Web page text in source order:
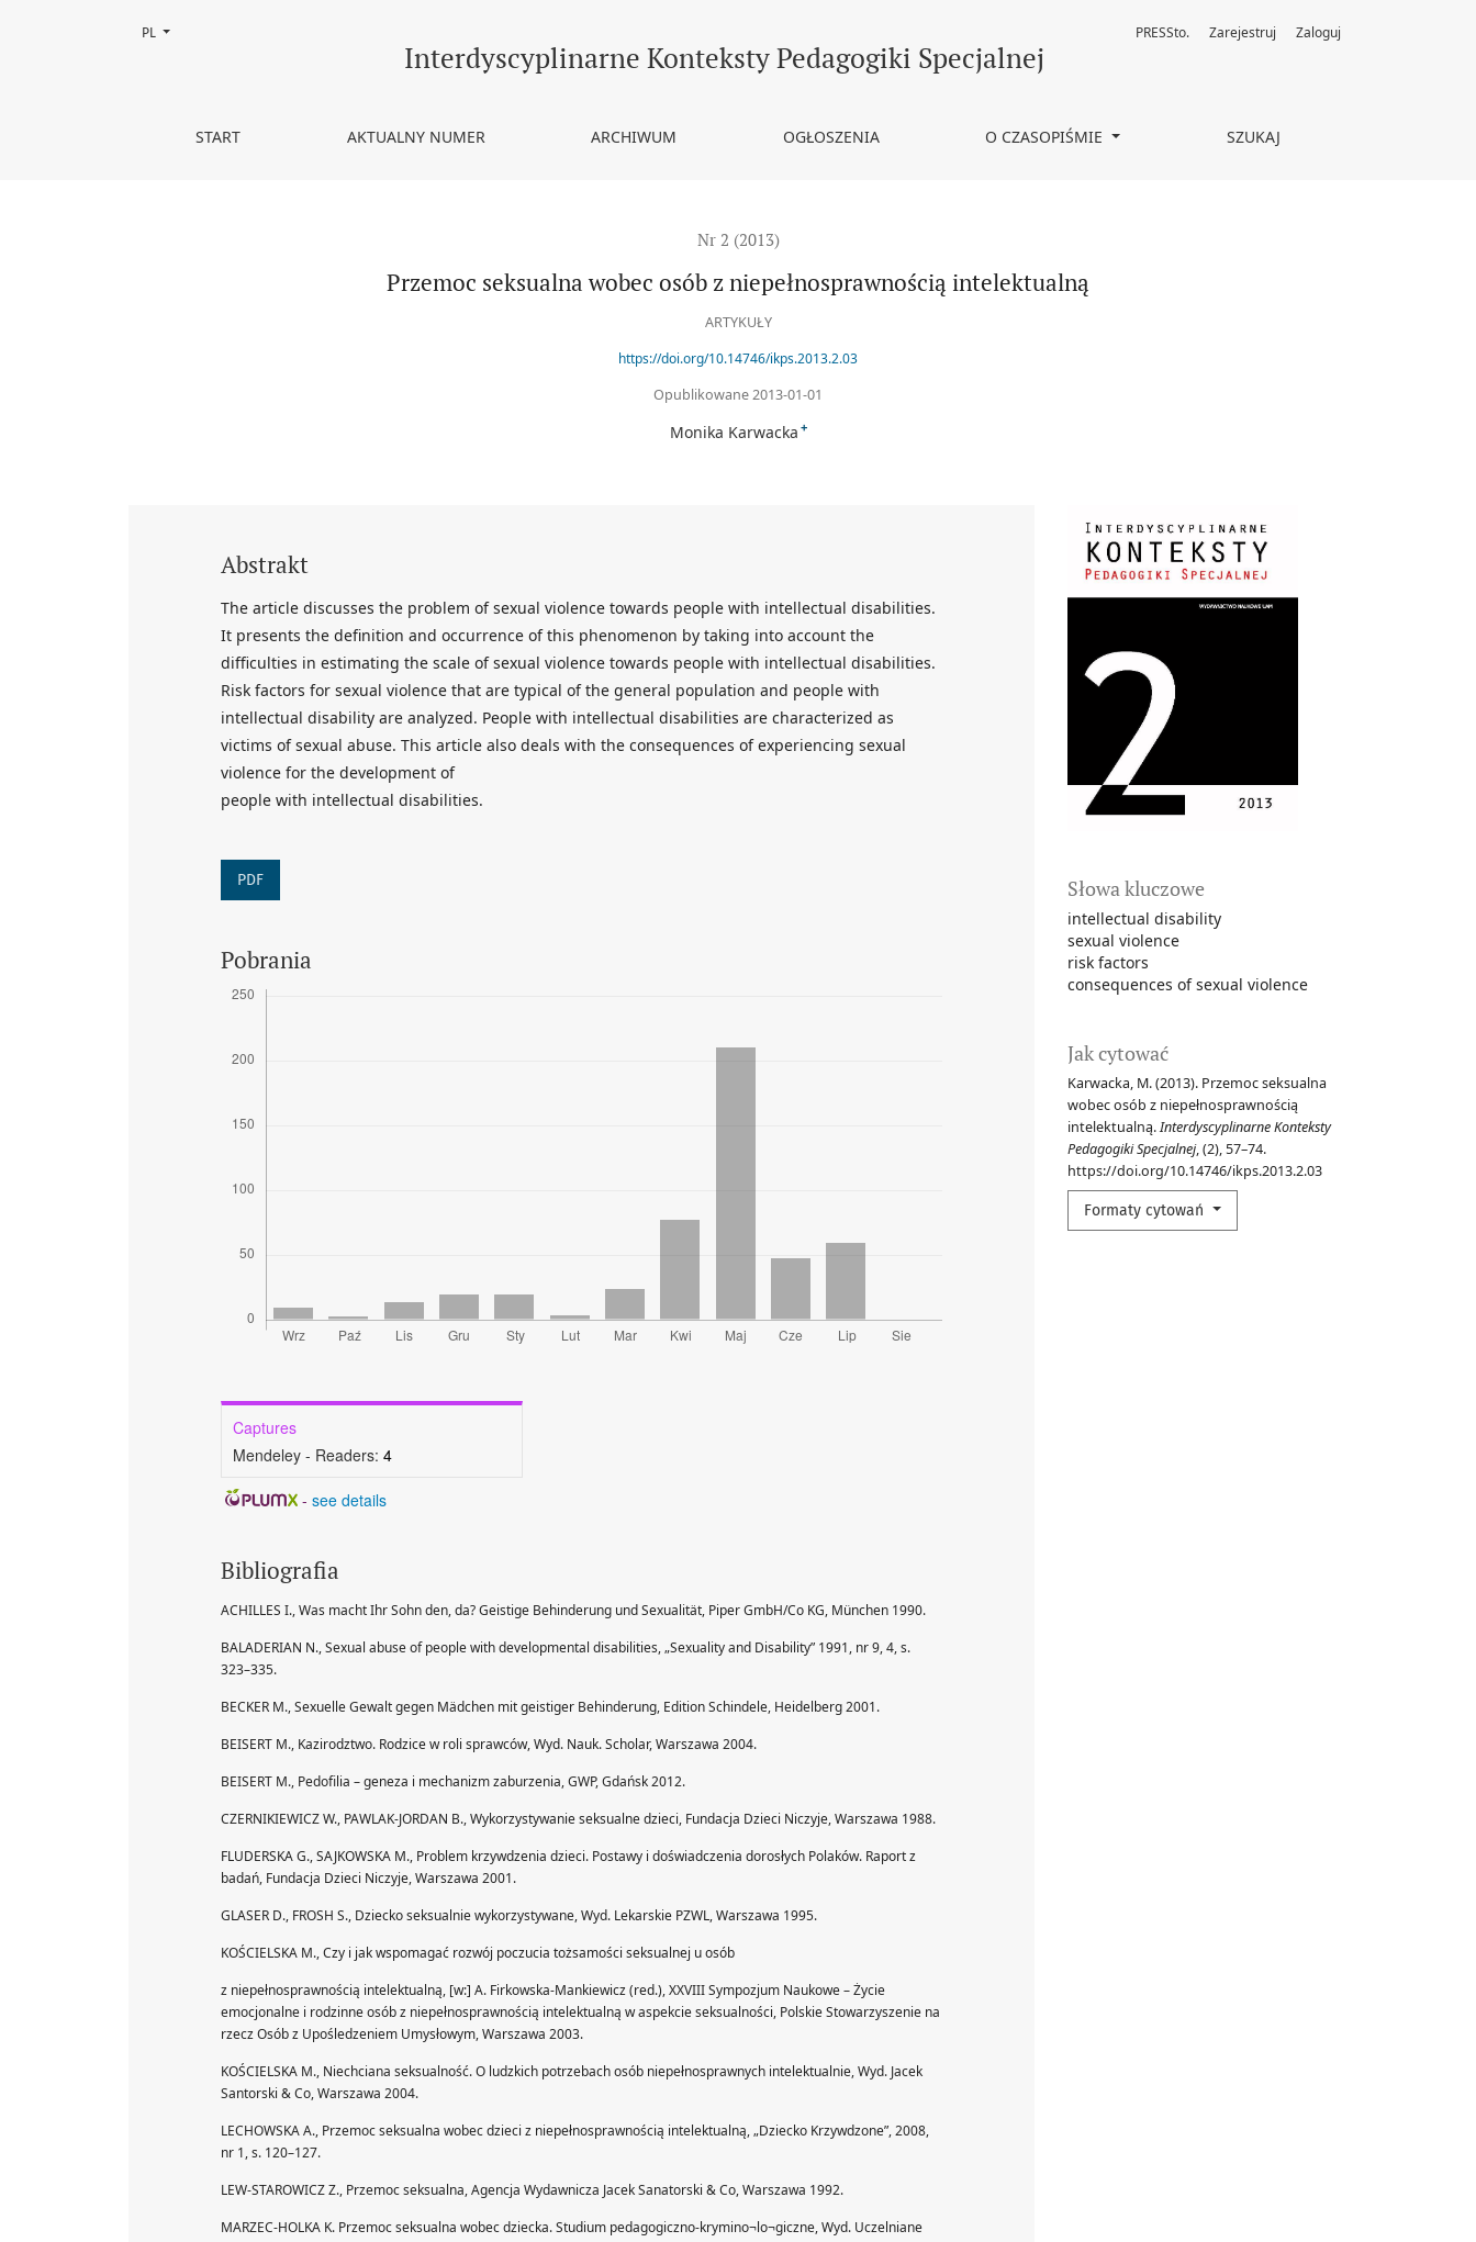
Przemoc seksualna wobec osób z niepełnosprawnością intelektualnąInterdyscyplinarne Konteksty Pedagogiki Specjalnej
START AKTUALNY NUMER ARCHIWUM OGŁOSZENIA O CZASOPIŚMIE SZUKAJ
PRESSto. Zarejestruj Zaloguj
Zmień język, obecnie wybrany to:
PL
Nr 2 (2013)
Przemoc seksualna wobec osób z niepełnosprawnością intelektualną
ARTYKUŁY
https://doi.org/10.14746/ikps.2013.2.03
Opublikowane 2013-01-01
Monika Karwacka +
Słowa kluczowe
intellectual disability
sexual violence
risk factors
consequences of sexual violence
Jak cytować
Karwacka, M. (2013). Przemoc seksualna
wobec osób z niepełnosprawnością
intelektualną.Interdyscyplinarne Konteksty
Pedagogiki Specjalnej, (2), 57–74.
https://doi.org/10.14746/ikps.2013.2.03
Formaty cytowań
Abstrakt
The article discusses the problem of sexual violence towards people with intellectual disabilities.
It presents the definition and occurrence of this phenomenon by taking into account the
difficulties in estimating the scale of sexual violence towards people with intellectual disabilities.
Risk factors for sexual violence that are typical of the general population and people with
intellectual disability are analyzed. People with intellectual disabilities are characterized as
victims of sexual abuse. This article also deals with the consequences of experiencing sexual
violence for the development of
people with intellectual disabilities.
PDF
Pobrania
Captures
Mendeley - Readers: 4
- see details
Bibliografia
ACHILLES I., Was macht Ihr Sohn den, da? Geistige Behinderung und Sexualität, Piper GmbH/Co KG, München 1990.
BALADERIAN N., Sexual abuse of people with developmental disabilities, „Sexuality and Disability” 1991, nr 9, 4, s.
323–335.
BECKER M., Sexuelle Gewalt gegen Mädchen mit geistiger Behinderung, Edition Schindele, Heidelberg 2001.
BEISERT M., Kazirodztwo. Rodzice w roli sprawców, Wyd. Nauk. Scholar, Warszawa 2004.
BEISERT M., Pedofilia – geneza i mechanizm zaburzenia, GWP, Gdańsk 2012.
CZERNIKIEWICZ W., PAWLAK-JORDAN B., Wykorzystywanie seksualne dzieci, Fundacja Dzieci Niczyje, Warszawa 1988.
FLUDERSKA G., SAJKOWSKA M., Problem krzywdzenia dzieci. Postawy i doświadczenia dorosłych Polaków. Raport z
badań, Fundacja Dzieci Niczyje, Warszawa 2001.
GLASER D., FROSH S., Dziecko seksualnie wykorzystywane, Wyd. Lekarskie PZWL, Warszawa 1995.
KOŚCIELSKA M., Czy i jak wspomagać rozwój poczucia tożsamości seksualnej u osób
z niepełnosprawnością intelektualną, [w:] A. Firkowska-Mankiewicz (red.), XXVIII Sympozjum Naukowe – Życie
emocjonalne i rodzinne osób z niepełnosprawnością intelektualną w aspekcie seksualności, Polskie Stowarzyszenie na
rzecz Osób z Upośledzeniem Umysłowym, Warszawa 2003.
KOŚCIELSKA M., Niechciana seksualność. O ludzkich potrzebach osób niepełnosprawnych intelektualnie, Wyd. Jacek
Santorski & Co, Warszawa 2004.
LECHOWSKA A., Przemoc seksualna wobec dzieci z niepełnosprawnością intelektualną, „Dziecko Krzywdzone”, 2008,
nr 1, s. 120–127.
LEW-STAROWICZ Z., Przemoc seksualna, Agencja Wydawnicza Jacek Sanatorski & Co, Warszawa 1992.
MARZEC-HOLKA K. Przemoc seksualna wobec dziecka. Studium pedagogiczno-krymino¬lo¬giczne, Wyd. Uczelniane